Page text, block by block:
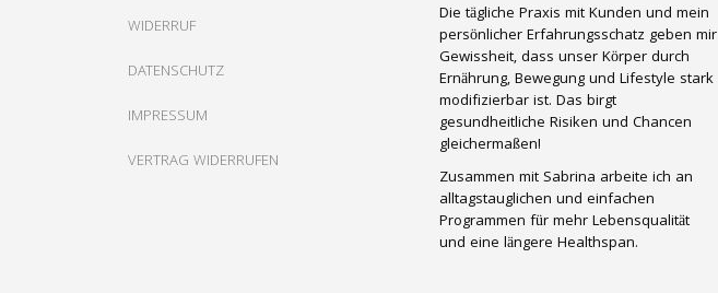
WIDERRUF
DATENSCHUTZ
IMPRESSUM
VERTRAG WIDERRUFEN
Die tägliche Praxis mit Kunden und mein
persönlicher Erfahrungsschatz geben mir
Gewissheit, dass unser Körper durch
Ernährung, Bewegung und Lifestyle stark
modifizierbar ist. Das birgt
gesundheitliche Risiken und Chancen
gleichermaßen!
Zusammen mit Sabrina arbeite ich an
alltagstauglichen und einfachen
Programmen für mehr Lebensqualität
und eine längere Healthspan.